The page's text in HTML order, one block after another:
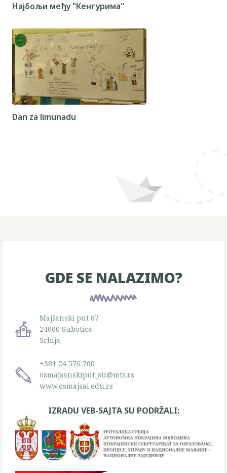
Најбољи међу "Кенгурима"
Dan za limunadu
GDE SE NALAZIMO?
Majšanski put 87
24000 Subotica
Srbija
+381 24 576 700
osmajsanskiput_su@mts.rs
www.osmajsai.edu.rs
IZRADU VEB-SAJTA SU PODRŽALI: